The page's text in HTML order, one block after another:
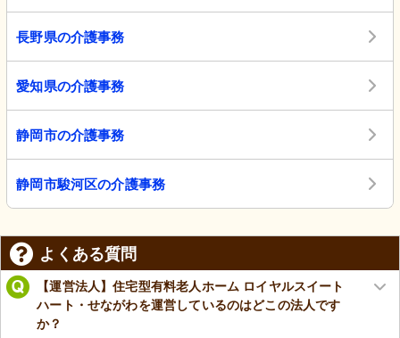
長野県の介護事務
愛知県の介護事務
静岡市の介護事務
静岡市駿河区の介護事務
よくある質問
【運営法人】住宅型有料老人ホーム ロイヤルスイート
ハート・せながわを運営しているのはどこの法人です
か？